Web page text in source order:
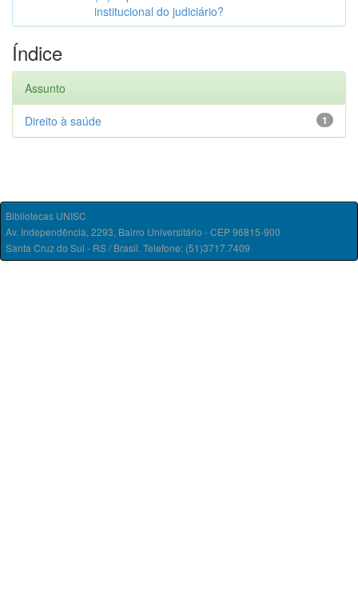
institucional do judiciário?
Índice
Assunto
1
Direito à saúde
Bibliotecas UNISC
Av. Independência, 2293, Bairro Universitário - CEP 96815-900
Santa Cruz do Sul - RS / Brasil. Telefone: (51)3717.7409